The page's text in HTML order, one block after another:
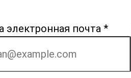
электронная почта *